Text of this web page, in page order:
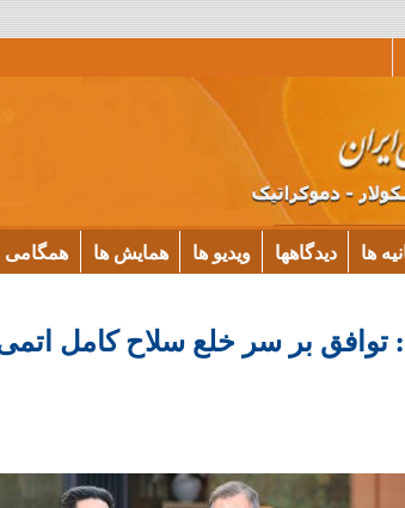
ها دیدگاهها ویدیو ها همایش ها همگامی
توافق بر سر خلع سلاح کامل